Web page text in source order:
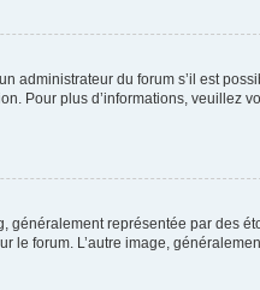
administrateur du forum s’il est
Pour plus d’informations, veuillez
généralement représentée par des
le forum. L’autre image,